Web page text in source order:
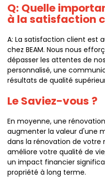
Q: Quelle
à la satisfaction
A: La satisfaction client
chez BEAM. Nous nous
dépasser les attentes de
personnalisé, une
résultats de qualité
Le Saviez-vous ?
En moyenne, une
augmenter la valeur d'une
dans la rénovation de votre
améliore votre qualité de
un impact financier
propriété à long terme.